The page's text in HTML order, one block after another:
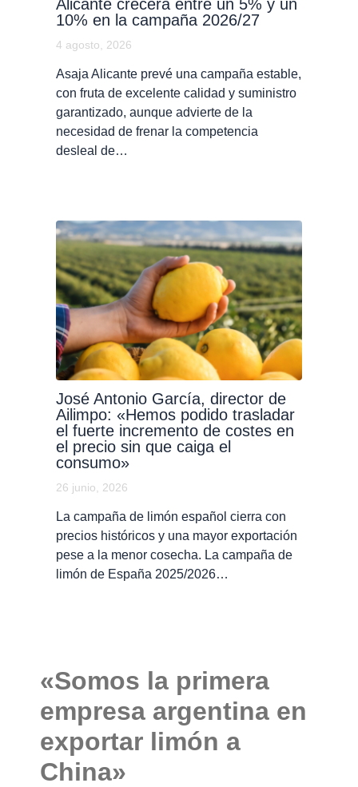
Alicante crecerá entre un 5% y un
10% en la campaña 2026/27
4 agosto, 2026
Asaja Alicante prevé una campaña estable,
con fruta de excelente calidad y suministro
garantizado, aunque advierte de la
necesidad de frenar la competencia
desleal de…
José Antonio García, director de
Ailimpo: «Hemos podido trasladar
el fuerte incremento de costes en
el precio sin que caiga el
consumo»
26 junio, 2026
La campaña de limón español cierra con
precios históricos y una mayor exportación
pese a la menor cosecha. La campaña de
limón de España 2025/2026…
«Somos la primera
empresa argentina en
exportar limón a
China»